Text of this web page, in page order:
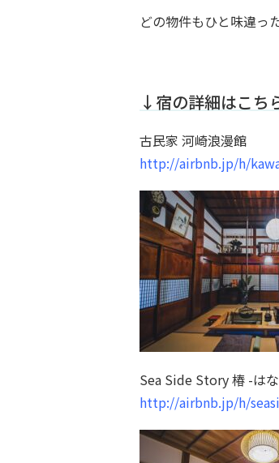
どの物件もひと味違っ
↓宿の詳細はこち
古民家 河崎浪漫館
http://airbnb.jp/h/
Sea Side Story 椿 -は
http://airbnb.jp/h/